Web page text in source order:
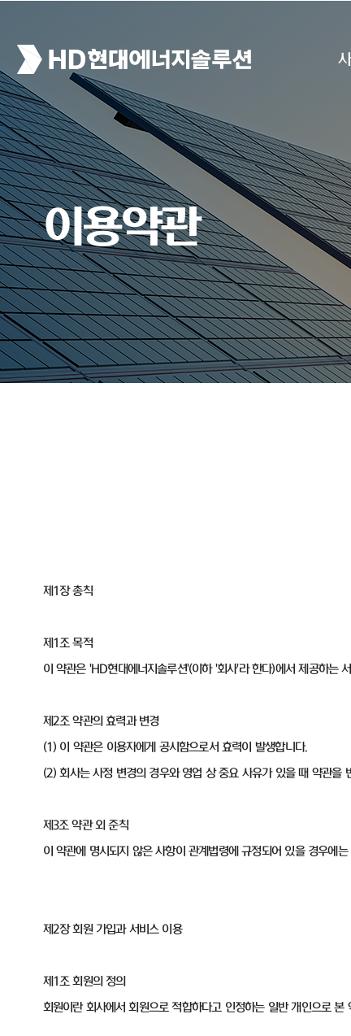
이용약관
제1장 총칙
제1조 목적
이 약관은 'HD현대에너지솔루션'(이하 '회사'라 한다)에서 제공하는
제2조 약관의 효력과 변경
(1) 이 약관은 이용자에게 공시함으로서 효력이 발생합니다.
(2) 회사는 사정 변경의 경우와 영업 상 중요 사유가 있을 때 약관을
제3조 약관 외 준칙
이 약관에 명시되지 않은 사항이 관계법령에 규정되어 있을 경우에
제2장 회원 가입과 서비스 이용
제1조 회원의 정의
회원이란 회사에서 회원으로 적합하다고 인정하는 일반 개인으로